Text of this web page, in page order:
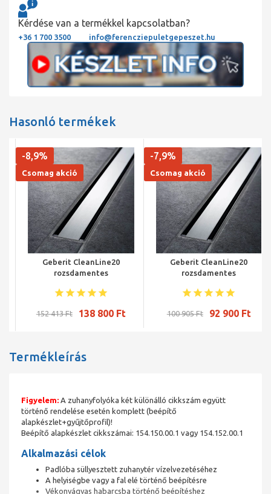
Kérdése van a termékkel kapcsolatban?
+36 1 700 3500 info@ferencziepuletgepeszet.hu
Hasonló termékek
Geberit CleanLine20
rozsdamentes
elektropolírozott,
-8,9%
Csomag akció
152 413 Ft 138 800 Ft
Geberit CleanLine20
rozsdamentes
elektropolírozott,
-7,9%
Csomag akció
100 905 Ft 92 900 Ft
Termékleírás
Figyelem: A zuhanyfolyóka két különálló cikkszám együtt
történő rendelése esetén komplett (beépítő
alapkészlet+gyűjtőprofil)!
Beépítő alapkészlet cikkszámai: 154.150.00.1 vagy 154.152.00.1
Alkalmazási célok
Padlóba süllyesztett zuhanytér vízelvezetéséhez
A helyiségbe vagy a fal elé történő beépítésre
Vékonyágyas habarcsba történő beépítéshez